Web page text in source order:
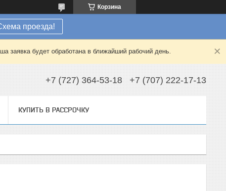
Корзина
проезда!
заявка будет обработана в ближайший рабочий день.
+7 (727) 364-53-18 +7 (707) 222-17-13
КУПИТЬ В РАССРОЧКУ